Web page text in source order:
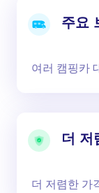
주요
여러 캠핑카
더 저
더 저렴한 가